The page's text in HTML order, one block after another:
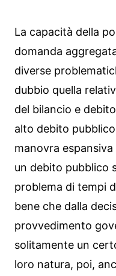
La capacità della
domanda
diverse
dubbio quella
del bilancio e
alto debito
manovra
un debito pubblico
problema di tempi
bene che dalla
provvedimento
solitamente un
loro natura, poi,